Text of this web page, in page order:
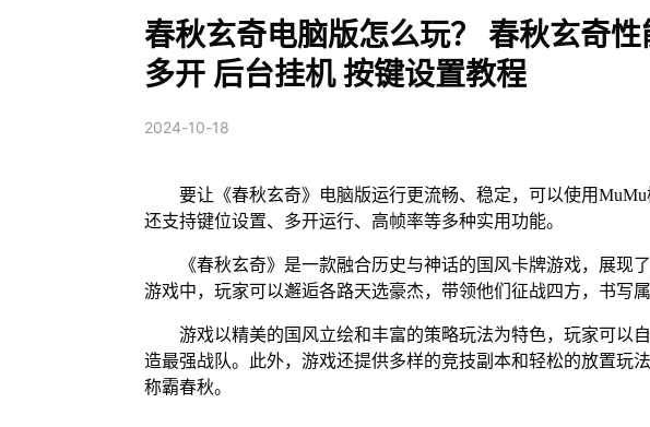
春秋玄奇电脑版怎么玩？ 春秋玄奇
多开 后台挂机 按键设置教程
2024-10-18
要让《春秋玄奇》电脑版运行更流畅、稳定，可以使用
还支持键位设置、多开运行、高帧率等多种实用功能。
《春秋玄奇》是一款融合历史与神话的国风卡牌游戏，展现
游戏中，玩家可以邂逅各路天选豪杰，带领他们征战四方，书写
游戏以精美的国风立绘和丰富的策略玩法为特色，玩家可以
造最强战队。此外，游戏还提供多样的竞技副本和轻松的放置玩
称霸春秋。